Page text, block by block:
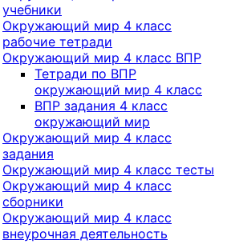
учебники
Окружающий мир 4 класс
рабочие тетради
Окружающий мир 4 класс ВПР
Тетради по ВПР
окружающий мир 4 класс
ВПР задания 4 класс
окружающий мир
Окружающий мир 4 класс
задания
Окружающий мир 4 класс тесты
Окружающий мир 4 класс
сборники
Окружающий мир 4 класс
внеурочная деятельность